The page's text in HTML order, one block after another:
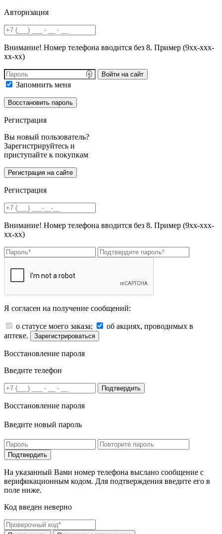
Авторизация
Внимание! Номер телефона вводится без 8. Пример (9хх-ххх-
хх-хх)
Войти на сайт
Запомнить меня
Регистрация
Вы новый пользователь?
Зарегистрируйтесь и
приступайте к покупкам
Регистрация
Внимание! Номер телефона вводится без 8. Пример (9хх-ххх-
хх-хх)
Я согласен на получение сообщений:
о статусе моего заказа;
об акциях, проводимых в
аптеке.
Зарегистрироваться
Восстановление пароля
Введите телефон
Подтвердить
Восстановление пароля
Введите новый пароль
На указанный Вами номер телефона выслано сообщение с
верификационным кодом. Для подтверждения введите его в
поле ниже.
Код введен неверно